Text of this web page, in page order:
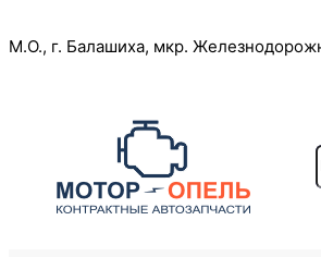
к
М.О., г. Балашиха, мкр.